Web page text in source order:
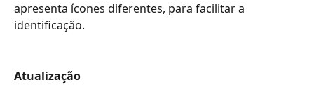
apresenta ícones diferentes, para facilitar a
identificação.
Atualização